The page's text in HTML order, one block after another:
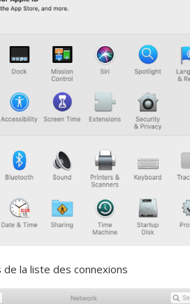
de la liste des connexions